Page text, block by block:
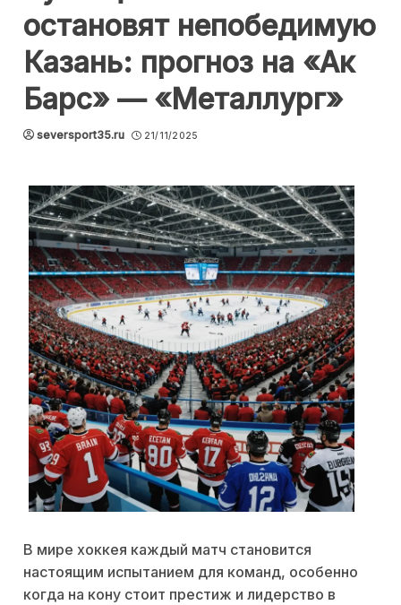
остановят непобедимую
Казань: прогноз на «Ак
Барс» — «Металлург»
seversport35.ru 21/11/2025
В мире хоккея каждый матч становится
настоящим испытанием для команд, особенно
когда на кону стоит престиж и лидерство в